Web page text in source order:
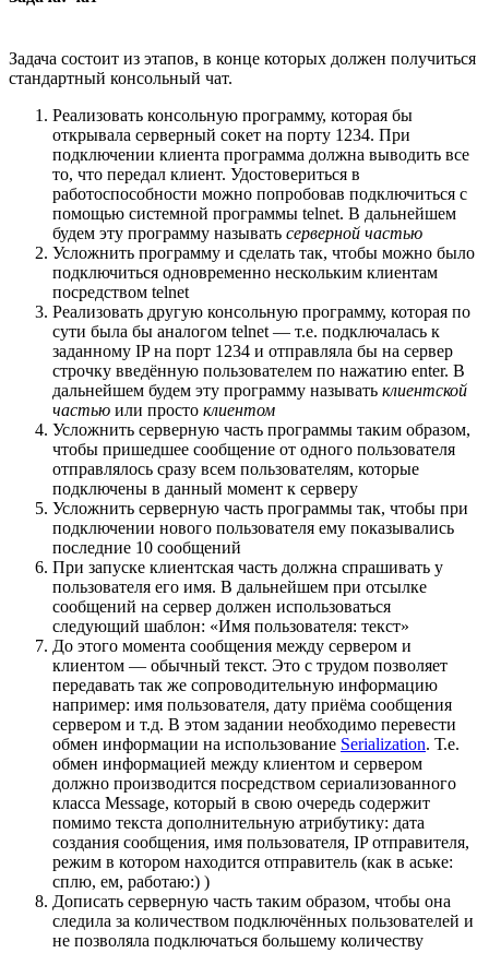
Задача состоит из этапов, в конце которых должен получиться
стандартный консольный чат.
Реализовать консольную программу, которая бы
открывала серверный сокет на порту 1234. При
подключении клиента программа должна выводить все
то, что передал клиент. Удостовериться в
работоспособности можно попробовав подключиться с
помощью системной программы telnet. В дальнейшем
будем эту программу называть серверной частью
Усложнить программу и сделать так, чтобы можно было
подключиться одновременно нескольким клиентам
посредством telnet
Реализовать другую консольную программу, которая по
сути была бы аналогом telnet — т.е. подключалась к
заданному IP на порт 1234 и отправляла бы на сервер
строчку введённую пользователем по нажатию enter. В
дальнейшем будем эту программу называть клиентской
частью или просто клиентом
Усложнить серверную часть программы таким образом,
чтобы пришедшее сообщение от одного пользователя
отправлялось сразу всем пользователям, которые
подключены в данный момент к серверу
Усложнить серверную часть программы так, чтобы при
подключении нового пользователя ему показывались
последние 10 сообщений
При запуске клиентская часть должна спрашивать у
пользователя его имя. В дальнейшем при отсылке
сообщений на сервер должен использоваться
следующий шаблон: «Имя пользователя: текст»
До этого момента сообщения между сервером и
клиентом — обычный текст. Это с трудом позволяет
передавать так же сопроводительную информацию
например: имя пользователя, дату приёма сообщения
сервером и т.д. В этом задании необходимо перевести
обмен информации на использование Serialization. Т.е.
обмен информацией между клиентом и сервером
должно производится посредством сериализованного
класса Message, который в свою очередь содержит
помимо текста дополнительную атрибутику: дата
создания сообщения, имя пользователя, IP отправителя,
режим в котором находится отправитель (как в аське:
сплю, ем, работаю:) )
Дописать серверную часть таким образом, чтобы она
следила за количеством подключённых пользователей и
не позволяла подключаться большему количеству